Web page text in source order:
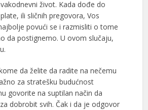
život. Kada dođe do
ili sličnih pregovora, Vos
povući se i razmisliti o tome
da postignemo. U ovom slučaju,
da želite da radite na nečemu
za stratešku budućnost
govorite na suptilan način da
dobrobit svih. Čak i da je odgovor